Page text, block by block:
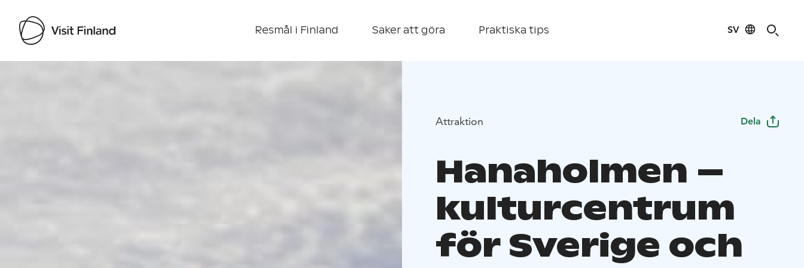
Resmål i Finland Saker att göra Praktiska tips SV
Attraktion Dela
Hanaholmen –
kulturcentrum
för Sverige och